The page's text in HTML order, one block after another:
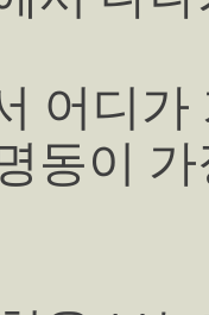
어디가
동이